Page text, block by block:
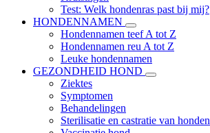
Test: Welk hondenras past bij mij?
HONDENNAMEN
Hondennamen teef A tot Z
Hondennamen reu A tot Z
Leuke hondennamen
GEZONDHEID HOND
Ziektes
Symptomen
Behandelingen
Sterilisatie en castratie van honden